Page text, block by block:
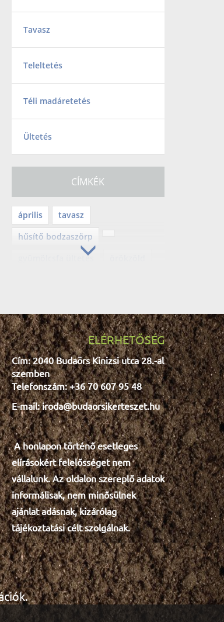
Tavasz
Teleltetés
Téli madáretetés
Ültetés
CÍMKÉK
április
tavasz
hűsítő bodzaszörp
gyümölcsfa ültetés
befőzés
lekvár
mediterrán
teleltetés
halloween
tök faragás
Minden egynyárira 30%
Leanderekre 20%
faapríték
grincsfa
karácsony
gyökeres fenyőfa
szimbólum
ősz
halottak napja
Mindenszentek
gyep
díszkavics
permetezés
tél
virághagyma
gyümölcsfa
virágvásár
krizantém
fűszernövény
gyógynövény
pozsgás
kaktusz
akció
ELÉRHETŐSÉG
Cím: 2040 Budaörs Kinizsi utca 28.-al
szemben
Telefonszám: +36 70 607 95 48
E-mail: iroda@budaorsikerteszet.hu
A honlapon történő esetleges
elírásokért felelősséget nem
vállalunk. Az oldalon szereplő adatok
informálisak, nem minősülnek
ajánlat adásnak, kizárólag
tájékoztatási célt szolgálnak.